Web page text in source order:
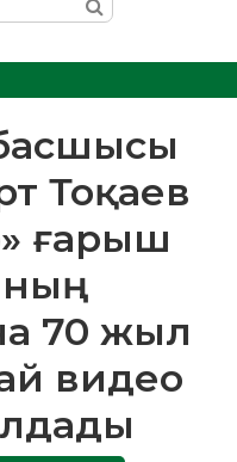
Тоқаев
ғарыш
70 жыл
видео